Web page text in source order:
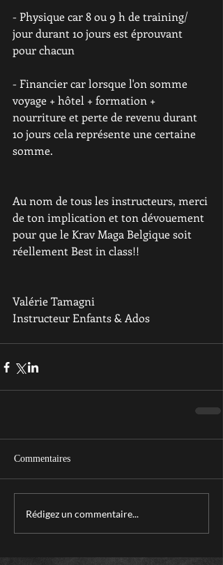
- Physique car 8 ou 9 h de training/
jour durant 10 jours est éprouvant
pour chacun
- Financier car lorsque l'on somme
voyage + hôtel + formation +
nourriture et perte de revenu durant
10 jours cela représente une certaine
somme.
Au nom de tous les instructeurs, merci
de ton implication et ton dévouement
pour que le Krav Maga Belgique soit
réellement Best in class!!
Valérie Tamagni
Instructeur Enfants & Ados
Commentaires
Rédigez un commentaire...